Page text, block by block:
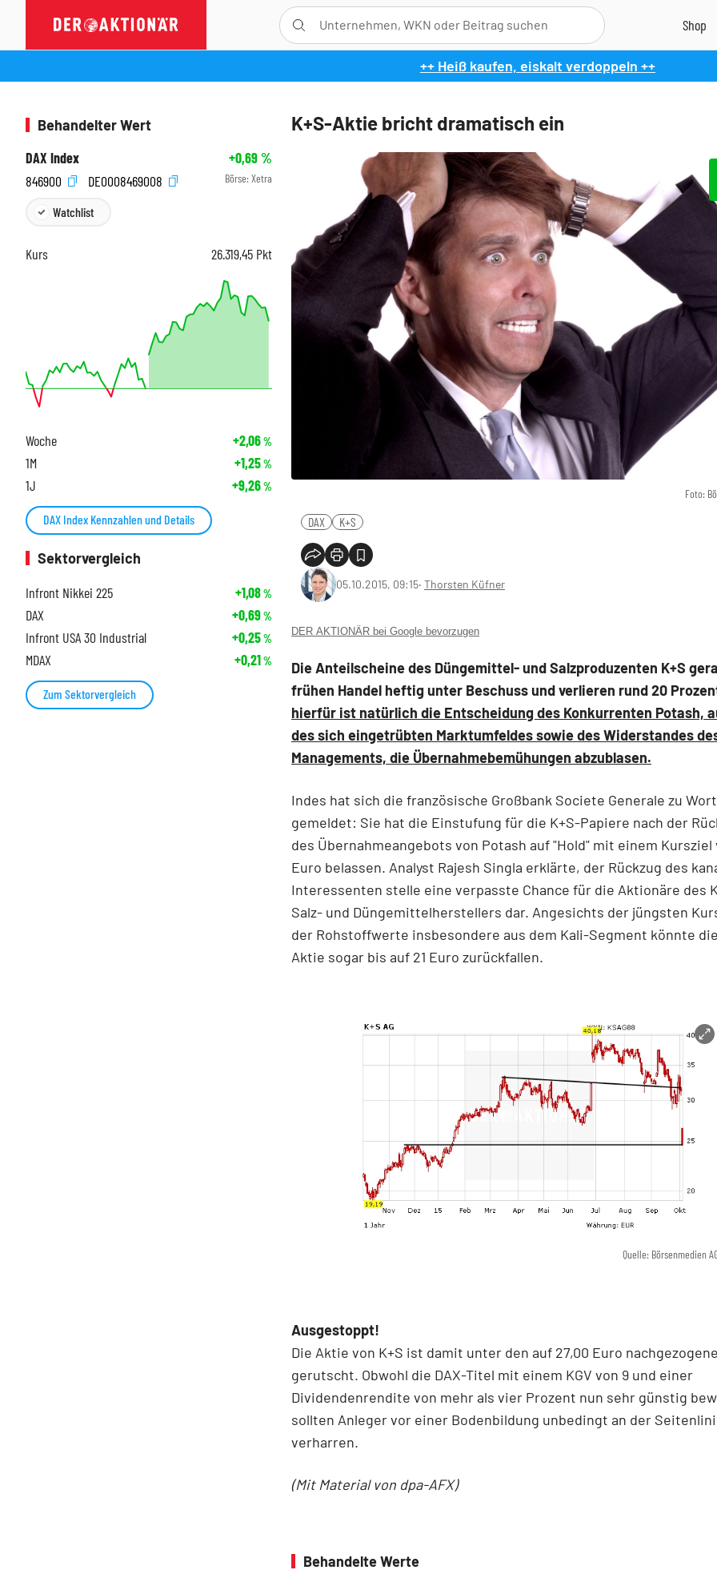
++ Heiß kaufen, eiskalt verdoppeln ++
K+S-Aktie bricht dramatisch ein
Foto:
DAX K+S
05.10.2015, 09:15‧ Thorsten Küfner
DER AKTIONÄR bei Google bevorzugen
Die Anteilscheine des Düngemittel- und Salzproduzenten K+S
frühen Handel heftig unter Beschuss und verlieren rund 20
hierfür ist natürlich die Entscheidung des Konkurrenten Potash,
des sich eingetrübten Marktumfeldes sowie des Widerstandes
Managements, die Übernahmebemühungen abzublasen.
Indes hat sich die französische Großbank Societe Generale zu Wort
gemeldet: Sie hat die Einstufung für die K+S-Papiere nach der
des Übernahmeangebots von Potash auf "Hold" mit einem Kursziel
Euro belassen. Analyst Rajesh Singla erklärte, der Rückzug des
Interessenten stelle eine verpasste Chance für die Aktionäre des
Salz- und Düngemittelherstellers dar. Angesichts der jüngsten
der Rohstoffwerte insbesondere aus dem Kali-Segment könnte
Aktie sogar bis auf 21 Euro zurückfallen.
Quelle: Börsenmedien
Ausgestoppt!
Die Aktie von K+S ist damit unter den auf 27,00 Euro
gerutscht. Obwohl die DAX-Titel mit einem KGV von 9 und einer
Dividendenrendite von mehr als vier Prozent nun sehr günstig
sollten Anleger vor einer Bodenbildung unbedingt an der
verharren.
(Mit Material von dpa-AFX)
Behandelte Werte
Behandelter Wert
DAX Index
+0,69%
846900
DE0008469008 Börse: Xetra
Watchlist
Kurs 26.319,45 Pkt
Woche +2,06%
1M +1,25%
1J +9,26%
DAX Index Kennzahlen und Details
Sektorvergleich
Infront Nikkei 225
+1,08%
DAX +0,69%
Infront USA 30 Industrial +0,25%
MDAX +0,21%
Zum Sektorvergleich